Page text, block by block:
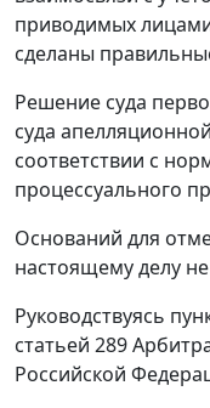
приводимых
сделаны
Решение суда
суда
соответствии с
процессуального
Оснований для
настоящему делу
Руководствуясь
статьей 289
Российской